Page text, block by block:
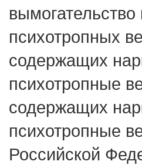
вымогательство
психотропных
содержащих
психотропные
содержащих
психотропные
Российской